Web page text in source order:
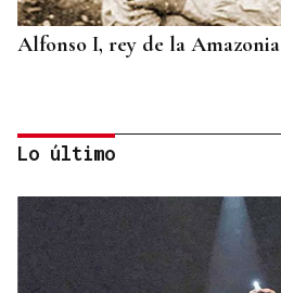
Alfonso I, rey de la Amazonia
Lo último